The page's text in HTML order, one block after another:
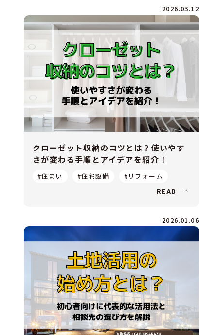
2026.03.12
クローゼット収納のコツとは？使いやす
さが変わる手順とアイデアを紹介！
#住まい #住宅設備 #リフォーム
READ
2026.01.06